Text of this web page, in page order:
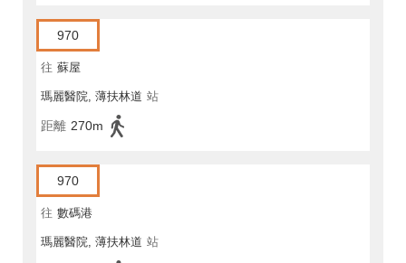
970
往 蘇屋
瑪麗醫院, 薄扶林道 站
距離 270m
970
往 數碼港
瑪麗醫院, 薄扶林道 站